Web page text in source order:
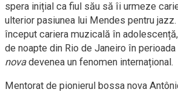
spera inițial ca fiul său să îi urmeze
ulterior pasiunea lui Mendes pentru
început cariera muzicală în
de noapte din Rio de Janeiro în
novadevenea un fenomen internațional.
Mentorat de pionierul bossa nova